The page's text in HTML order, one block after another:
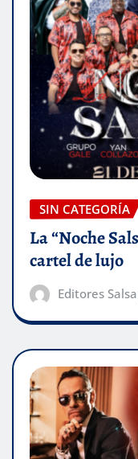
SIN CATEGORÍA
La “Noche
cartel de lujo
Editores